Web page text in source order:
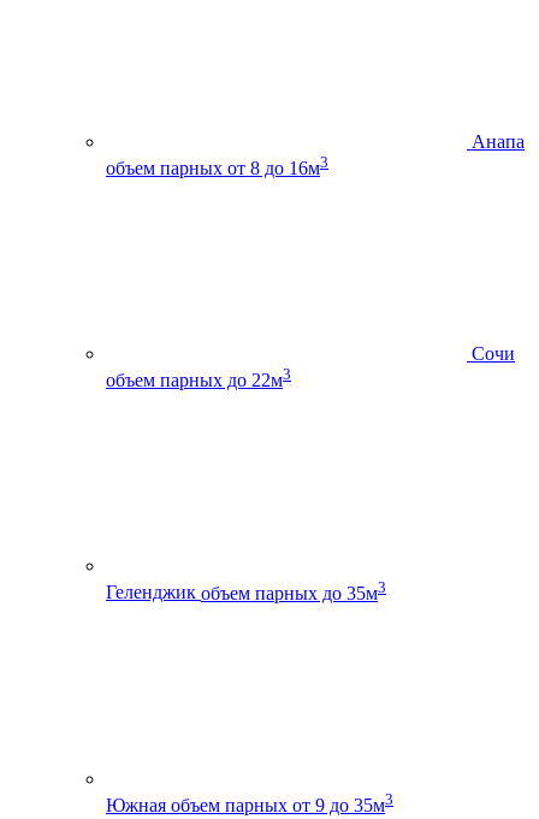
Анапа
объем парных от 8 до 16м3
Сочи
объем парных до 22м3
Геленджик объем парных до 35м3
Южная объем парных от 9 до 35м3